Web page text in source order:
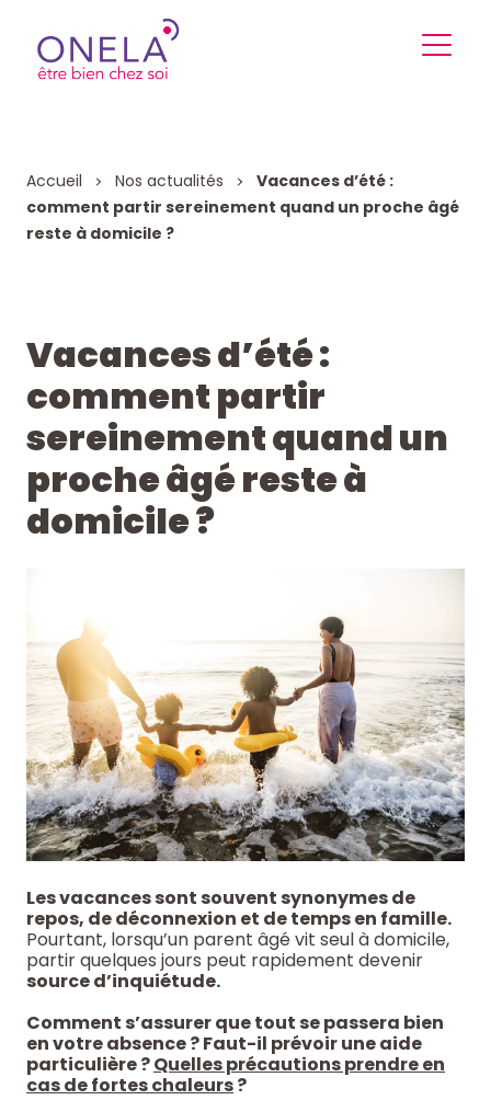
Accueil Nos actualités
Vacances d’été :
comment partir sereinement quand un proche âgé
reste à domicile ?
Vacances d’été :
comment partir
sereinement quand un
proche âgé reste à
domicile ?
Les vacances sont souvent synonymes de
repos, de déconnexion et de temps en famille.
Pourtant, lorsqu’un parent âgé vit seul à domicile,
partir quelques jours peut rapidement devenir
source d’inquiétude.
Comment s’assurer que tout se passera bien
en votre absence ? Faut-il prévoir une aide
particulière ?Quelles précautions prendre en
cas de fortes chaleurs?